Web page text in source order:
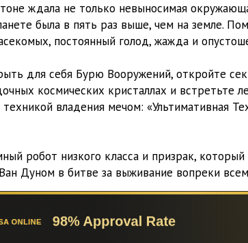
ждала не только невыносимая
была в пять раз выше, чем на земле.
постоянный голод, жажда и
для себя Бурю Вооружений, откройте
космических кристаллах и встретьте
владения мечом: «Ультимативная
робот низкого класса и призрак,
Дуном в битве за выживание вопреки